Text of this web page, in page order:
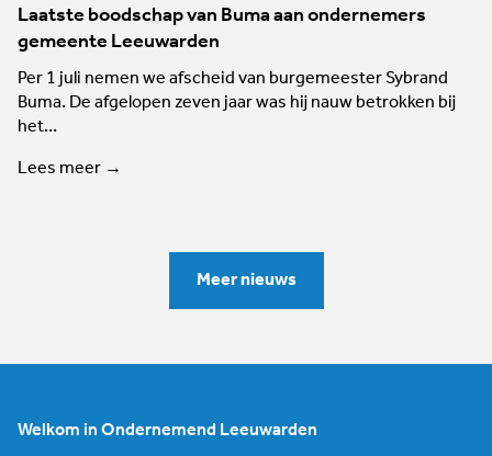
Laatste boodschap van Buma aan ondernemers
gemeente Leeuwarden
Per 1 juli nemen we afscheid van burgemeester Sybrand
Buma. De afgelopen zeven jaar was hij nauw betrokken bij
het…
Lees meer →
Meer nieuws
Welkom in Ondernemend Leeuwarden